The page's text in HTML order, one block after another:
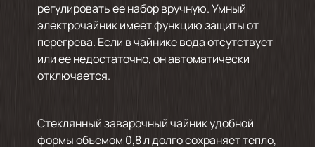
регулировать ее набор вручную. Умный
электрочайник имеет функцию защиты от
перегрева. Если в чайнике вода отсутствует
или ее недостаточно, он автоматически
отключается.
Стеклянный заварочный чайник удобной
формы объемом 0,8 л долго сохраняет тепло,